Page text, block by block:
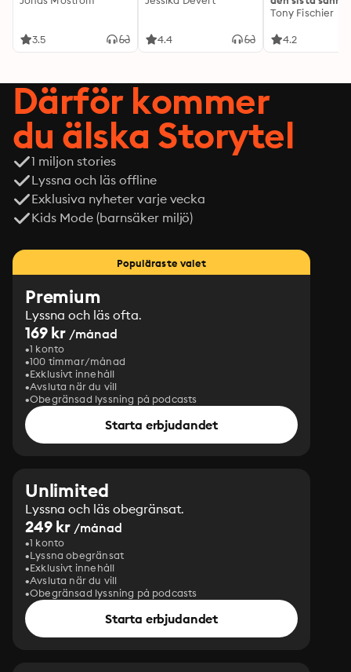
3.5 4.4
Tony Fischier
4.2
Därför kommer
du älska Storytel
1 miljon stories
Lyssna och läs offline
Exklusiva nyheter varje vecka
Kids Mode (barnsäker miljö)
Populäraste valet
Premium
Lyssna och läs ofta.
169 kr /månad
1 konto
100 timmar/månad
Exklusivt innehåll
Avsluta när du vill
Obegränsad lyssning på podcasts
Starta erbjudandet
Unlimited
Lyssna och läs obegränsat.
249 kr /månad
1 konto
Lyssna obegränsat
Exklusivt innehåll
Avsluta när du vill
Obegränsad lyssning på podcasts
Starta erbjudandet